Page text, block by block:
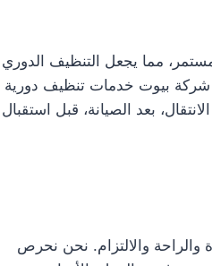
مما يجعل التنظيف الدوري
شركة بيوت خدمات تنظيف دورية
بعد الصيانة، قبل استقبال
والالتزام. نحن نحرص